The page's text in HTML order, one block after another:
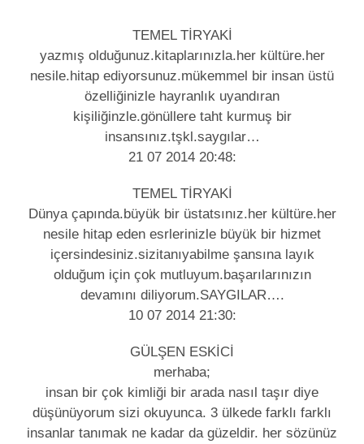
TEMEL TİRYAKİ
yazmış olduğunuz.kitaplarınızla.her kültüre.her
nesile.hitap ediyorsunuz.mükemmel bir insan üstü
özelliğinizle hayranlık uyandıran
kişiliğinzle.gönüllere taht kurmuş bir
insansınız.tşkl.saygılar…
21 07 2014 20:48:
TEMEL TİRYAKİ
Dünya çapında.büyük bir üstatsınız.her kültüre.her
nesile hitap eden esrlerinizle büyük bir hizmet
içersindesiniz.sizitanıyabilme şansına layık
olduğum için çok mutluyum.başarılarınızın
devamını diliyorum.SAYGILAR….
10 07 2014 21:30:
GÜLŞEN ESKİCİ
merhaba;
insan bir çok kimliği bir arada nasıl taşır diye
düşünüyorum sizi okuyunca. 3 ülkede farklı farklı
insanlar tanımak ne kadar da güzeldir. her sözünüz